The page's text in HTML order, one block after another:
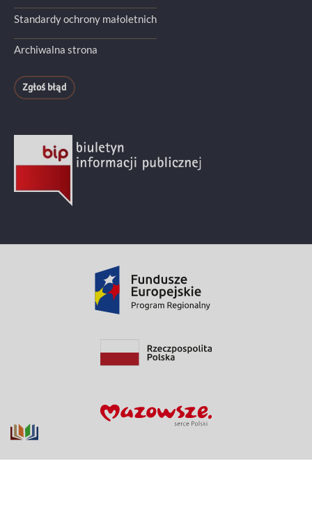
Standardy ochrony małoletnich
Archiwalna strona
Zgłoś błąd